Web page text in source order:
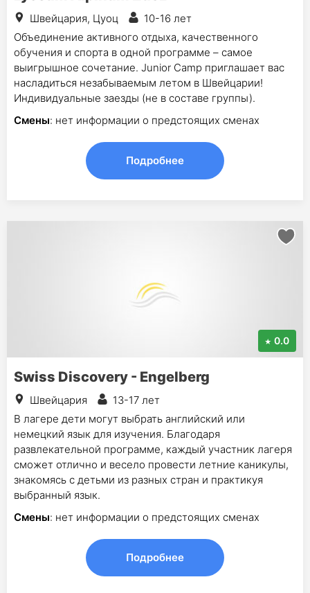
Швейцария, Цуоц
10-16 лет
Объединение активного отдыха, качественного
обучения и спорта в одной программе – самое
выигрышное сочетание. Junior Camp приглашает вас
насладиться незабываемым летом в Швейцарии!
Индивидуальные заезды (не в составе группы).
Смены: нет информации о предстоящих сменах
Подробнее
0.0
Swiss Discovery - Engelberg
Швейцария
13-17 лет
В лагере дети могут выбрать английский или
немецкий язык для изучения. Благодаря
развлекательной программе, каждый участник лагеря
сможет отлично и весело провести летние каникулы,
знакомясь с детьми из разных стран и практикуя
выбранный язык.
Смены: нет информации о предстоящих сменах
Подробнее